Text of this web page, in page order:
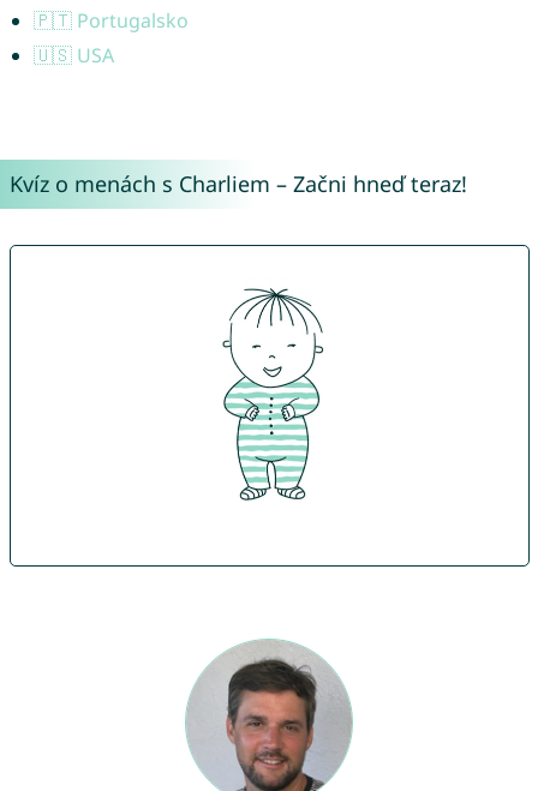
🇵🇹 Portugalsko
🇺🇸 USA
Kvíz o menách s Charliem – Začni hneď teraz!